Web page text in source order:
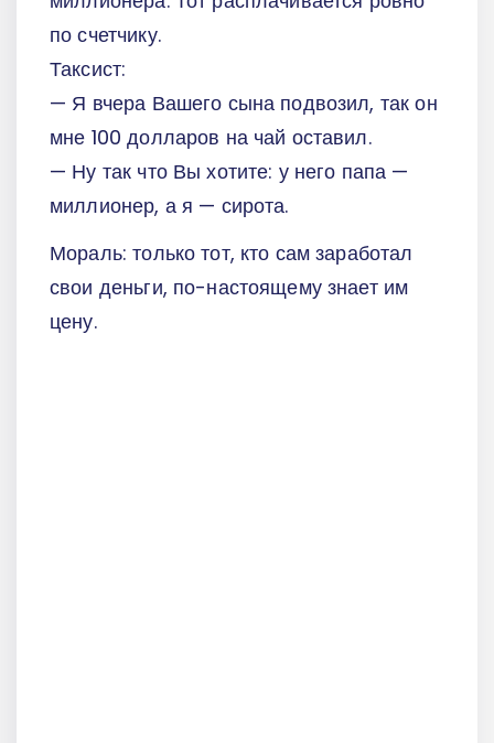
по счетчику.
Таксист:
— Я вчера Вашего сына подвозил, так он
мне 100 долларов на чай оставил.
— Ну так что Вы хотите: у него папа —
миллионер, а я — сирота.
Мораль: только тот, кто сам заработал
свои деньги, по-настоящему знает им
цену.